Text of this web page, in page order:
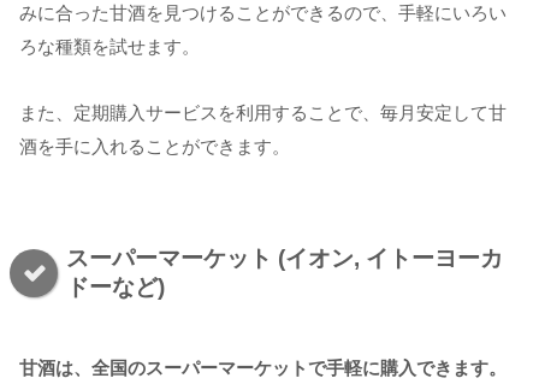
みに合った甘酒を見つけることができるので、手軽にいろい
ろな種類を試せます。
また、定期購入サービスを利用することで、毎月安定して甘
酒を手に入れることができます。
スーパーマーケット (イオン, イトーヨーカ
ドーなど)
甘酒は、全国のスーパーマーケットで手軽に購入できます。